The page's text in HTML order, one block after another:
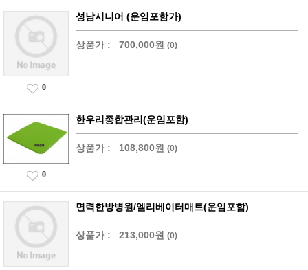
성남시니어 (운임포함가)
상품가 : 700,000원 (0)
0
한우리종합관리(운임포함)
상품가 : 108,800원 (0)
0
면력한방병원/엘리베이터매트(운임포함)
상품가 : 213,000원 (0)